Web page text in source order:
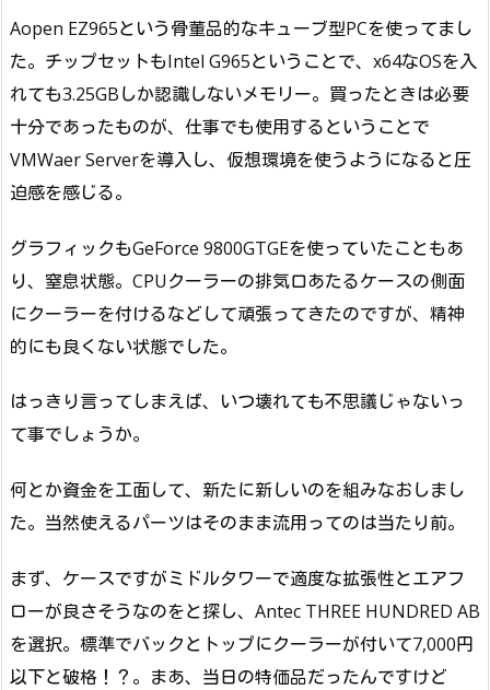
Aopen EZ965という骨董品的なキューブ型PCを使ってまし
た。チップセットもIntel G965ということで、x64なOSを入
れても3.25GBしか認識しないメモリー。買ったときは必要
十分であったものが、仕事でも使用するということで
VMWaer Serverを導入し、仮想環境を使うようになると圧
迫感を感じる。
グラフィックもGeForce 9800GTGEを使っていたこともあ
り、窒息状態。CPUクーラーの排気口あたるケースの側面
にクーラーを付けるなどして頑張ってきたのですが、精神
的にも良くない状態でした。
はっきり言ってしまえば、いつ壊れても不思議じゃないっ
て事でしょうか。
何とか資金を工面して、新たに新しいのを組みなおしまし
た。当然使えるパーツはそのまま流用ってのは当たり前。
まず、ケースですがミドルタワーで適度な拡張性とエアフ
ローが良さそうなのをと探し、Antec THREE HUNDRED AB
を選択。標準でバックとトップにクーラーが付いて7,000円
以下と破格！？。まあ、当日の特価品だったんですけど